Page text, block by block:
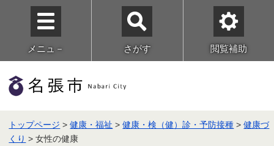
メニュ－ さがす 閲覧補助
トップページ >健康・福祉 >健康・検（健）診・予防接種 >健康づ
くり > 女性の健康